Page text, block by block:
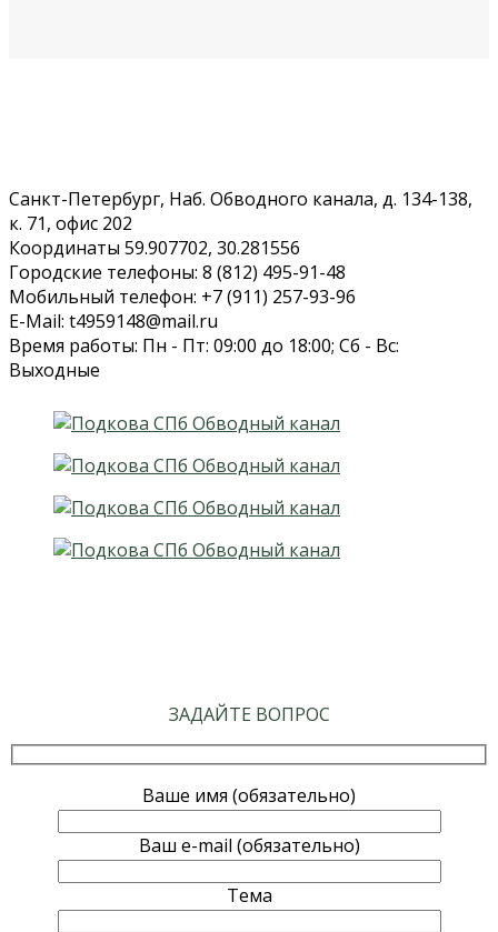
Санкт-Петербург, Наб. Обводного канала, д. 134-138,
к. 71, офис 202
Координаты 59.907702, 30.281556
Городские телефоны: 8 (812) 495-91-48
Мобильный телефон: +7 (911) 257-93-96
E-Mail: t4959148@mail.ru
Время работы: Пн - Пт: 09:00 до 18:00; Сб - Вс:
Выходные
ЗАДАЙТЕ ВОПРОС
Ваше имя (обязательно)
Ваш e-mail (обязательно)
Тема